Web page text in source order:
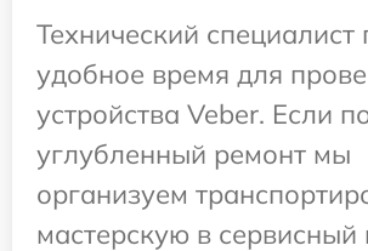
Технический специалист
удобное время для
устройства Veber. Если
углубленный ремонт мы
организуем
мастерскую в сервисный